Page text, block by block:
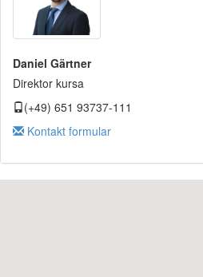
Daniel Gärtner
Direktor kursa
(+49) 651 93737-111
Kontakt formular